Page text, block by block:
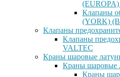
Клапаны
(YORK)
Клапаны
Клапаны
VALTEC
Краны шаровые
Краны шаровые
Краны